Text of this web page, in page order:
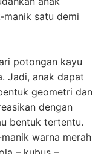
manik satu demi
potongan kayu
Jadi, anak dapat
geometri dan
dengan
bentuk tertentu.
warna merah